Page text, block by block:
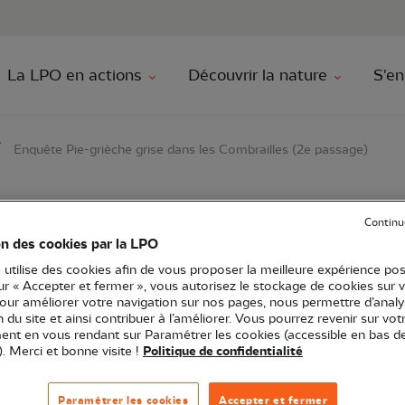
Aller à la
La LPO en actions Découvrir la nature
Enquête Pie-grièche grise dans les Combrailles (2e passage)
grièche grise dans
passage)
12 avril 2026
des cookies par la LPO
utilise des cookies afin de vous proposer la meilleure expérience
« Accepter et fermer », vous autorisez le stockage de cookies sur
améliorer votre navigation sur nos pages, nous permettre
du site et ainsi contribuer à l’améliorer. Vous pourrez revenir sur
en vous rendant sur Paramétrer les cookies (accessible en bas
Merci et bonne visite ! Politique de confidentialité
Accepter et fermer
Paramétrer les cookies